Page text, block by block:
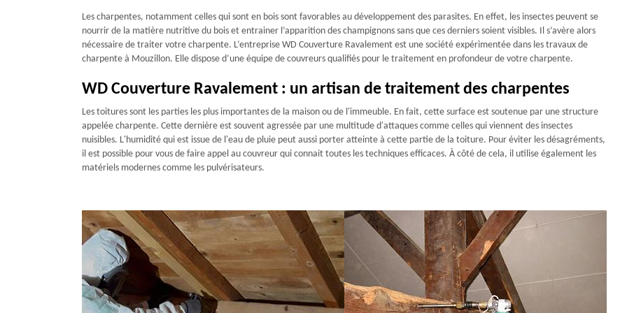
Les charpentes, notamment celles qui sont en bois sont favorables au développement des parasites. En effet, les insectes peuvent se
nourrir de la matière nutritive du bois et entrainer l’apparition des champignons sans que ces derniers soient visibles. Il s’avère alors
nécessaire de traiter votre charpente. L’entreprise WD Couverture Ravalement est une société expérimentée dans les travaux de
charpente à Mouzillon. Elle dispose d’une équipe de couvreurs qualifiés pour le traitement en profondeur de votre charpente.
WD Couverture Ravalement : un artisan de traitement des charpentes
Les toitures sont les parties les plus importantes de la maison ou de l'immeuble. En fait, cette surface est soutenue par une structure
appelée charpente. Cette dernière est souvent agressée par une multitude d'attaques comme celles qui viennent des insectes
nuisibles. L'humidité qui est issue de l'eau de pluie peut aussi porter atteinte à cette partie de la toiture. Pour éviter les désagréments,
il est possible pour vous de faire appel au couvreur qui connait toutes les techniques efficaces. À côté de cela, il utilise également les
matériels modernes comme les pulvérisateurs.